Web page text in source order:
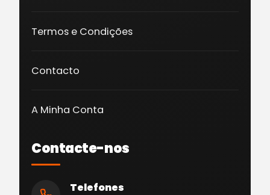
Termos e Condições
Contacto
A Minha Conta
Contacte-nos
Telefones